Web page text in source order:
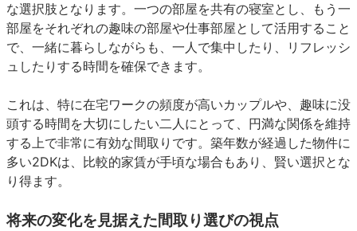
な選択肢となります。一つの部屋を共有の寝室とし、もう一
部屋をそれぞれの趣味の部屋や仕事部屋として活用すること
で、一緒に暮らしながらも、一人で集中したり、リフレッシ
ュしたりする時間を確保できます。
これは、特に在宅ワークの頻度が高いカップルや、趣味に没
頭する時間を大切にしたい二人にとって、円満な関係を維持
する上で非常に有効な間取りです。築年数が経過した物件に
多い2DKは、比較的家賃が手頃な場合もあり、賢い選択とな
り得ます。
将来の変化を見据えた間取り選びの視点